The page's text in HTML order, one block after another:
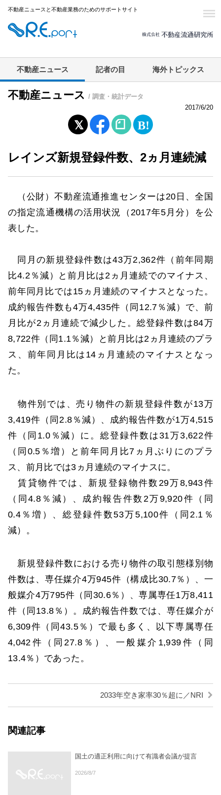
不動産ニュースと不動産業務のためのサポートサイト
不動産ニュース 記者の目 海外トピックス
不動産ニュース / 調査・統計データ
2017/6/20
レインズ新規登録件数、2ヵ月連続減
（公財）不動産流通推進センターは20日、全国
の指定流通機構の活用状況（2017年5月分）を公
表した。
同月の新規登録件数は43万2,362件（前年同期
比4.2％減）と前月比は2ヵ月連続でのマイナス、
前年同月比では15ヵ月連続のマイナスとなった。
成約報告件数も4万4,435件（同12.7％減）で、前
月比が2ヵ月連続で減少した。総登録件数は84万
8,722件（同1.1％減）と前月比は2ヵ月連続のプラ
ス、前年同月比は14ヵ月連続のマイナスとなっ
た。
物件別では、売り物件の新規登録件数が13万
3,419件（同2.8％減）、成約報告件数が1万4,515
件（同1.0％減）に。総登録件数は31万3,622件
（同0.5％増）と前年同月比7ヵ月ぶりにのプラ
ス、前月比では3ヵ月連続のマイナスに。
賃貸物件では、新規登録物件数29万8,943件
（同4.8％減）、成約報告件数2万9,920件（同
0.4％増）、総登録件数53万5,100件（同2.1％
減）。
新規登録件数における売り物件の取引態様別物
件数は、専任媒介4万945件（構成比30.7％）、一
般媒介4万795件（同30.6％）、専属専任1万8,411
件（同13.8％）。成約報告件数では、専任媒介が
6,309件（同43.5％）で最も多く、以下専属専任
4,042件（同27.8％）、一般媒介1,939件（同
13.4％）であった。
2033年空き家率30％超に／NRI
関連記事
国土の適正利用に向けて有識者会議が提言
2026/8/7